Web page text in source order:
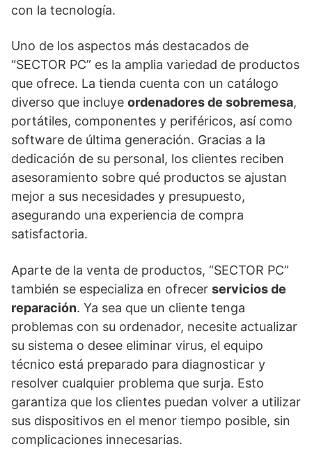
con la tecnología.
Uno de los aspectos más destacados de
“SECTOR PC” es la amplia variedad de productos
que ofrece. La tienda cuenta con un catálogo
diverso que incluye ordenadores de sobremesa,
portátiles, componentes y periféricos, así como
software de última generación. Gracias a la
dedicación de su personal, los clientes reciben
asesoramiento sobre qué productos se ajustan
mejor a sus necesidades y presupuesto,
asegurando una experiencia de compra
satisfactoria.
Aparte de la venta de productos, “SECTOR PC”
también se especializa en ofrecer servicios de
reparación. Ya sea que un cliente tenga
problemas con su ordenador, necesite actualizar
su sistema o desee eliminar virus, el equipo
técnico está preparado para diagnosticar y
resolver cualquier problema que surja. Esto
garantiza que los clientes puedan volver a utilizar
sus dispositivos en el menor tiempo posible, sin
complicaciones innecesarias.